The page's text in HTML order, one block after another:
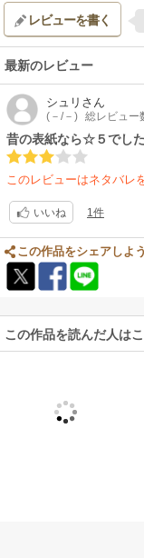
レビューを書く
最新のレビュー
シュリ さん
(－/－) 総レビュー
昔の表紙なら☆５でし
このレビューはネタバレ
いいね 1件
この作品をシェアしよう
この作品を読んだ人は